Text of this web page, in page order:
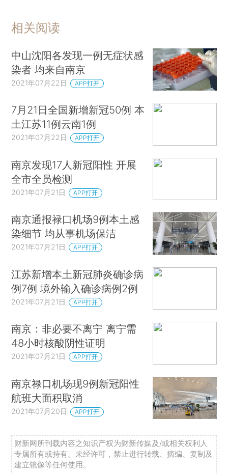
相关阅读
中山沈阳各发现一例无症状感
染者 均来自南京
2021年07月22日 APP打开
7月21日全国新增新冠50例 本
土江苏11例云南1例
2021年07月22日 APP打开
南京发现17人新冠阳性 开展
全市全员检测
2021年07月21日 APP打开
南京通报禄口机场9例本土感
染细节 均从事机场保洁
2021年07月21日 APP打开
江苏新增本土新冠肺炎确诊病
例7例 境外输入确诊病例2例
2021年07月21日 APP打开
南京：非必要不离宁 离宁需
48小时核酸阴性证明
2021年07月21日 APP打开
南京禄口机场现9例新冠阳性
航班大面积取消
2021年07月20日 APP打开
财新网所刊载内容之知识产权为财新传媒及/或相关权利人
专属所有或持有。未经许可，禁止进行转载、摘编、复制及
建立镜像等任何使用。